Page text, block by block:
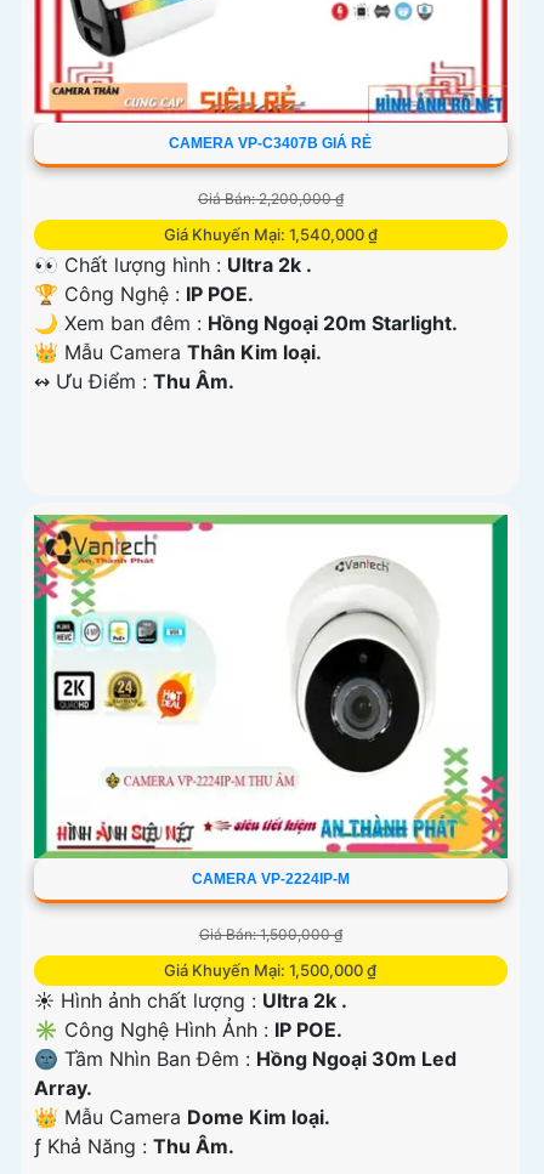
CAMERA VP-C3407B GIÁ RẺ
Giá Bán: 2,200,000 ₫
Giá Khuyến Mại: 1,540,000 ₫
👀 Chất lượng hình : Ultra 2k .
🏆 Công Nghệ : IP POE.
🌙 Xem ban đêm : Hồng Ngoại 20m Starlight.
👑 Mẫu Camera Thân Kim loại.
️↭ Ưu Điểm : Thu Âm.
CAMERA VP-2224IP-M
Giá Bán: 1,500,000 ₫
Giá Khuyến Mại: 1,500,000 ₫
☀️ Hình ảnh chất lượng : Ultra 2k .
✳️ Công Nghệ Hình Ảnh : IP POE.
🌚 Tầm Nhìn Ban Đêm : Hồng Ngoại 30m Led
Array.
👑 Mẫu Camera Dome Kim loại.
️ƒ Khả Năng : Thu Âm.